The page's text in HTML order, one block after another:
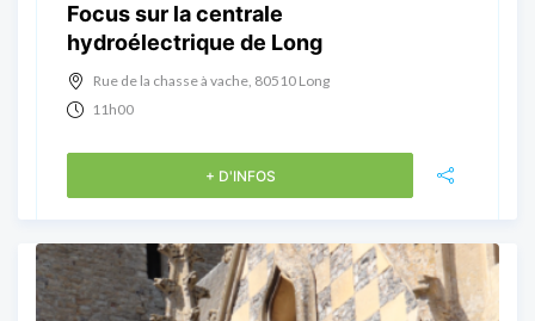
Focus sur la centrale
hydroélectrique de Long
Rue de la chasse à vache, 80510 Long
11h00
+ D'INFOS